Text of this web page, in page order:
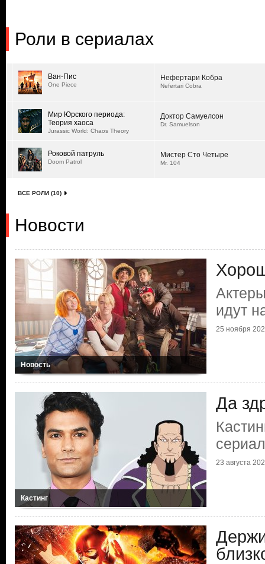
Роли в сериалах
Ван-Пис
One Piece
Нефертари Кобра
Nefertari Cobra
Мир Юрского периода:
Теория хаоса
Jurassic World: Chaos Theory
Доктор Самуелсон
Dr. Samuelson
Роковой патруль
Doom Patrol
Мистер Сто Четыре
Mr. 104
ВСЕ РОЛИ (10)
Новости
Новость
идут
25 ноября
Кастинг
Да
23 августа